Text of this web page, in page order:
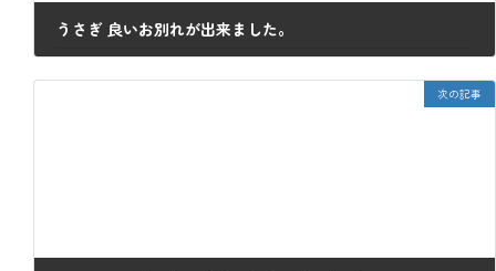
うさぎ 良いお別れが出来ました。
次の記事